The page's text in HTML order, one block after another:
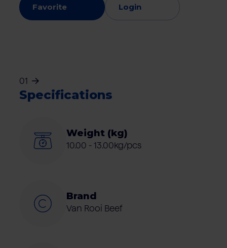
Favorite Login
01
Specifications
Weight (kg)
10.00 - 13.00kg/pcs
Brand
Van Rooi Beef